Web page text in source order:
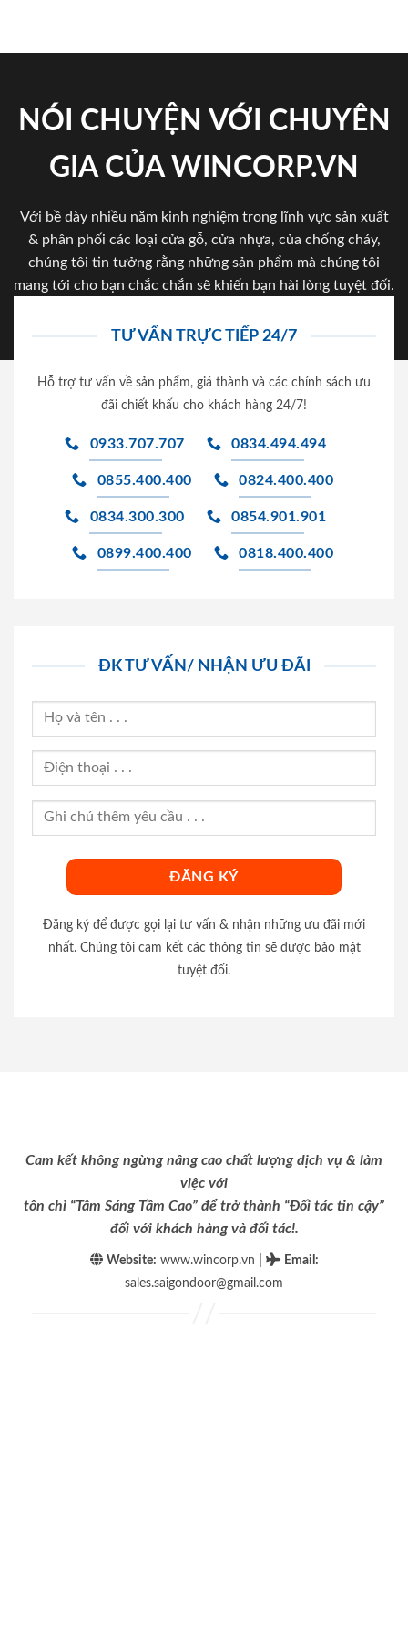
NÓI CHUYỆN VỚI CHUYÊN
GIA CỦA WINCORP.VN
Với bề dày nhiều năm kinh nghiệm trong lĩnh vực sản xuất
& phân phối các loại cửa gỗ, cửa nhựa, của chống cháy,
chúng tôi tin tưởng rằng những sản phẩm mà chúng tôi
mang tới cho bạn chắc chắn sẽ khiến bạn hài lòng tuyệt đối.
TƯ VẤN TRỰC TIẾP 24/7
Hỗ trợ tư vấn về sản phẩm, giá thành và các chính sách ưu
đãi chiết khấu cho khách hàng 24/7!
0933.707.707 0834.494.494
0855.400.400 0824.400.400
0834.300.300 0854.901.901
0899.400.400 0818.400.400
ĐK TƯ VẤN/ NHẬN ƯU ĐÃI
Đăng ký để được gọi lại tư vấn & nhận những ưu đãi mới
nhất. Chúng tôi cam kết các thông tin sẽ được bảo mật
tuyệt đối.
Cam kết không ngừng nâng cao chất lượng dịch vụ & làm
việc với
tôn chỉ “Tâm Sáng Tầm Cao” để trở thành “Đối tác tin cậy”
đối với khách hàng và đối tác!.
Website: www.wincorp.vn Email :
sales.saigondoor@gmail.com